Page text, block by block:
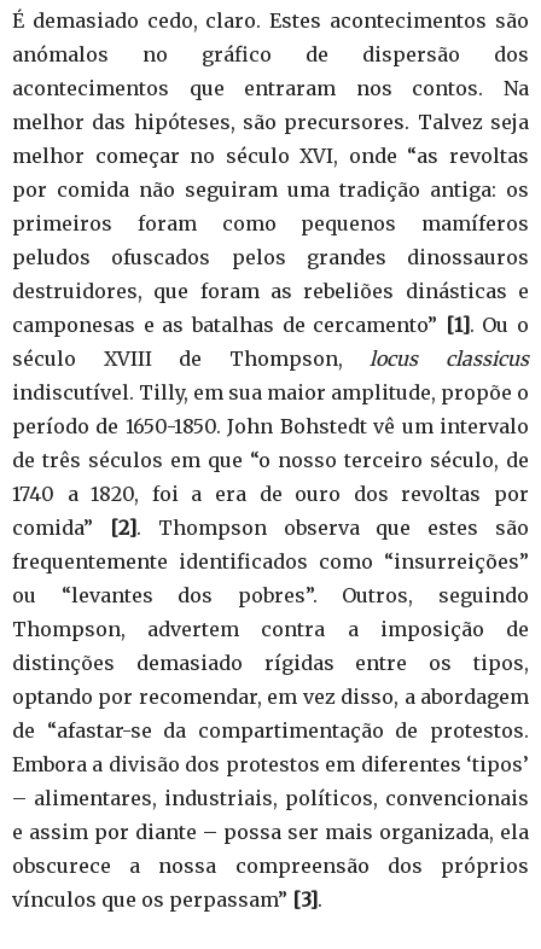
É demasiado cedo, claro. Estes acontecimentos são
anómalos no gráfico de dispersão dos
acontecimentos que entraram nos contos. Na
melhor das hipóteses, são precursores. Talvez seja
melhor começar no século XVI, onde “as revoltas
por comida não seguiram uma tradição antiga: os
primeiros foram como pequenos mamíferos
peludos ofuscados pelos grandes dinossauros
destruidores, que foram as rebeliões dinásticas e
camponesas e as batalhas de cercamento” [1] . Ou o
século XVIII de Thompson,locus classicus
indiscutível. Tilly, em sua maior amplitude, propõe o
período de 1650-1850. John Bohstedt vê um intervalo
de três séculos em que “o nosso terceiro século, de
1740 a 1820, foi a era de ouro dos revoltas por
comida”
[2] . Thompson observa que estes são
frequentemente identificados como “insurreições”
ou “levantes dos pobres”. Outros, seguindo
Thompson, advertem contra a imposição de
distinções demasiado rígidas entre os tipos,
optando por recomendar, em vez disso, a abordagem
de “afastar-se da compartimentação de protestos.
Embora a divisão dos protestos em diferentes ‘tipos’
– alimentares, industriais, políticos, convencionais
e assim por diante – possa ser mais organizada, ela
obscurece a nossa compreensão dos próprios
vínculos que os perpassam” [3] .